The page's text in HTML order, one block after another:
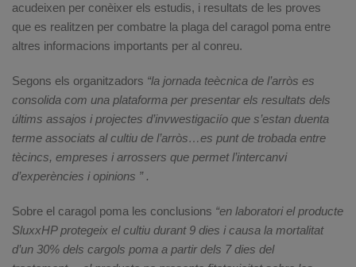
acudeixen per conèixer els estudis, i resultats de les proves
que es realitzen per combatre la plaga del caragol poma entre
altres informacions importants per al conreu.
Segons els organitzadors “la jornada teècnica de l’arròs es
consolida com una plataforma per presentar els resultats dels
últims assajos i projectes d’invwestigaciío que s’estan duenta
terme associats al cultiu de l’arròs…es punt de trobada entre
tècincs, empreses i arrossers que permet l’intercanvi
d’experències i opinions ” .
Sobre el caragol poma les conclusions “en laboratori el producte
SluxxHP protegeix el cultiu durant 9 dies i causa la mortalitat
d’un 30% dels cargols poma a partir dels 7 dies del